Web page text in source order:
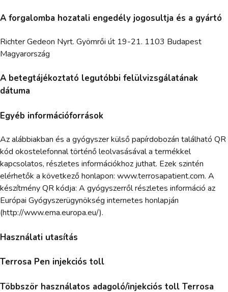
A forgalomba hozatali engedély jogosultja és a gyártó
Richter Gedeon Nyrt. Gyömrői út 19-21. 1103 Budapest
Magyarország
A betegtájékoztató legutóbbi felülvizsgálatának
dátuma
Egyéb információforrások
Az alábbiakban és a gyógyszer külső papírdobozán található QR
kód okostelefonnal történő leolvasásával a termékkel
kapcsolatos, részletes információkhoz juthat. Ezek szintén
elérhetők a következő honlapon: www.terrosapatient.com. A
készítmény QR kódja: A gyógyszerről részletes információ az
Európai Gyógyszerügynökség internetes honlapján
(http://www.ema.europa.eu/).
Használati utasítás
Terrosa Pen injekciós toll
Többször használatos adagoló/injekciós toll Terrosa